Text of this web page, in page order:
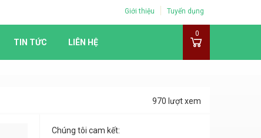
Giới thiệu Tuyển dụng
TIN TỨC LIÊN HỆ
0
970 lượt xem
Chúng tôi cam kết: